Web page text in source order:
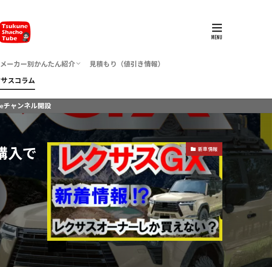
メーカー別かんたん紹介
トヨタ
レクサス
ホンダ
日産
マツダ
三菱
ダイハツ
スズキ
メルセデスベンツ
BMW
アウディ
見積もり（値引き情報）
サスコラム
入で
新車情報